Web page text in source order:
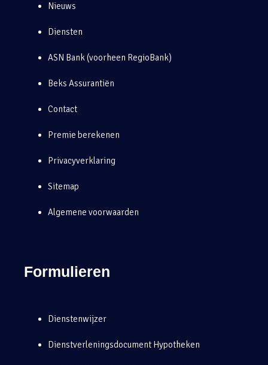
Nieuws
Diensten
ASN Bank (voorheen RegioBank)
Beks Assurantiën
Contact
Premie berekenen
Privacyverklaring
Sitemap
Algemene voorwaarden
Formulieren
Dienstenwijzer
Dienstverleningsdocument Hypotheken